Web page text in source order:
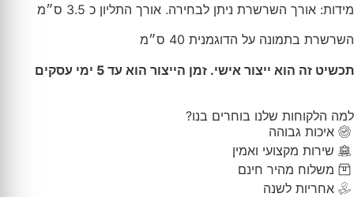
מידות: אורך השרשרת ניתן לבחירה. אורך התליון כ 3.5 ס״מ
השרשרת בתמונה על הדוגמנית 40 ס״מ
תכשיט זה הוא ייצור אישי. זמן הייצור הוא עד 5 ימי עסקים
למה הלקוחות שלנו בוחרים בנו?
איכות גבוהה
שירות מקצועי ואמין
משלוח מהיר חינם
אחריות לשנה